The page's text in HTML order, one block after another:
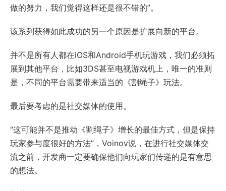
做的努力，我们觉得这样还是很不错的”。
该系列获得如此成功的另一个原因是扩展向新的平台。
并不是所有人都在iOS和Android手机玩游戏，我们必须拓
展到其他平台，比如3DS甚至电视游戏机上，唯一的准则
是，不同的平台需要带来适当的《割绳子》玩法。
最后要考虑的是社交媒体的使用。
“这可能并不是推动《割绳子》增长的最佳方式，但是保持
玩家参与度很好的方法”，Voinov说，在进行社交媒体交
流之前，开发商一定要确保他们向玩家们传递的是有意思
的想法。